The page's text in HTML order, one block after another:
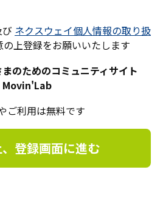
ネクスウェイ個人情報の取り扱
の上登録をお願いいたします
のためのコミュニティサイト
Movin'Lab
ご利用は無料です
登録画面に進む